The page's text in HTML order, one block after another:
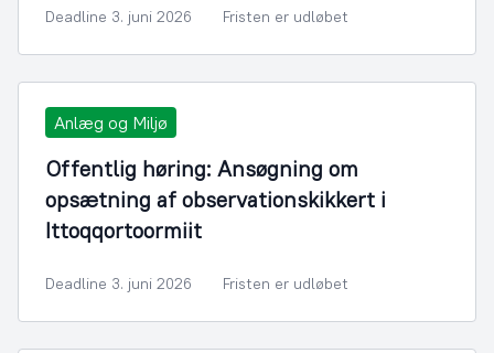
Deadline 3. juni 2026 Fristen er udløbet
Anlæg og Miljø
Offentlig høring: Ansøgning om
opsætning af observationskikkert i
Ittoqqortoormiit
Deadline 3. juni 2026 Fristen er udløbet